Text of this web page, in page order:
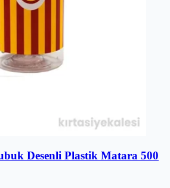
Desenli Plastik Matara 500